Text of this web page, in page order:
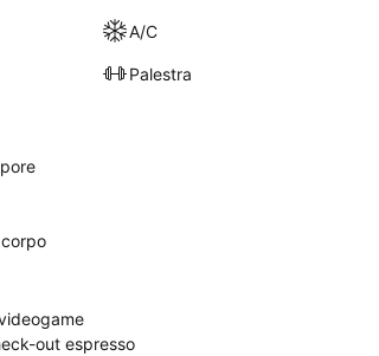
A/C
Palestra
out espresso